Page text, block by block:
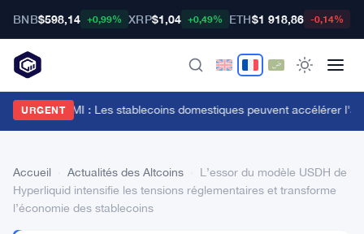
BNB$598,14 +0,99% XRP$1,04 +0,49% ETH$1 918,86 -0,14%
URGENT
Katz du FMI : Les stablecoins domestiques peuvent accélérer
Accueil Actualités des Altcoins
L’essor du modèle USDH de
Hyperliquid intensifie les tensions réglementaires et transforme
l’économie des stablecoins